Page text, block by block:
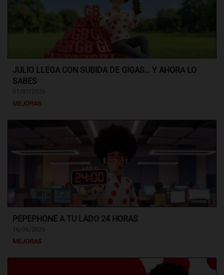
JULIO LLEGA CON SUBIDA DE GIGAS… Y AHORA LO
SABES
MEJORAS
PEPEPHONE A TU LADO 24 HORAS
MEJORAS